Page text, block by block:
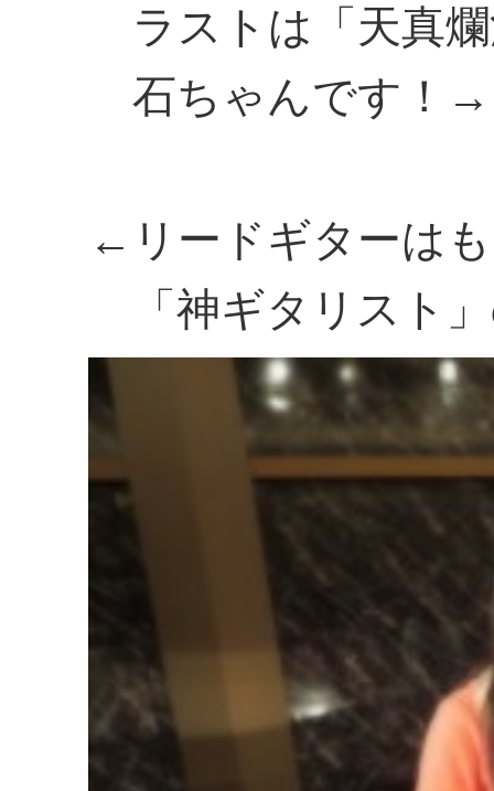
ラストは「天真
石ちゃんです！→
←リードギターは
「神ギタリスト